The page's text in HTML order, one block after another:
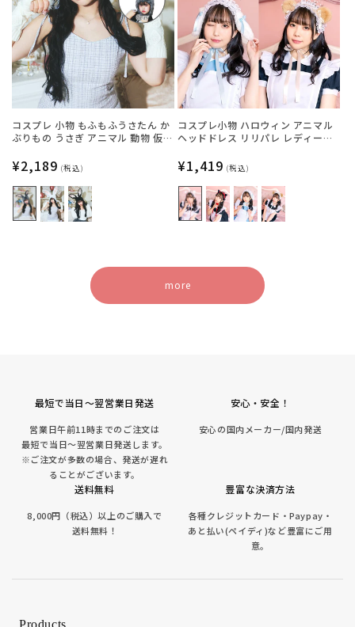
コスプレ 小物 もふもふうさたん か
ぶりもの うさぎ アニマル 動物 仮装
ック【クリアストーン】
通
常
価
格
¥2,189 (税込)
コスプレ小物 ハロウィン アニマル
ヘッドドレス リリパレ レディース
ぎ/くま【クリアストーン】
通
常
価
格
¥1,419 (税込)
more
最短で当日～翌営業日発送
営業日午前11時までのご注文は
最短で当日～翌営業日発送します。
※ご注文が多数の場合、発送が遅れ
ることがございます。
安心・安全！
安心の国内メーカー/国内発送
送料無料
8,000円（税込）以上のご購入で
送料無料！
豊富な決済方法
各種クレジットカード・Paypay・
あと払い(ペイディ)など豊富にご用
意。
Products